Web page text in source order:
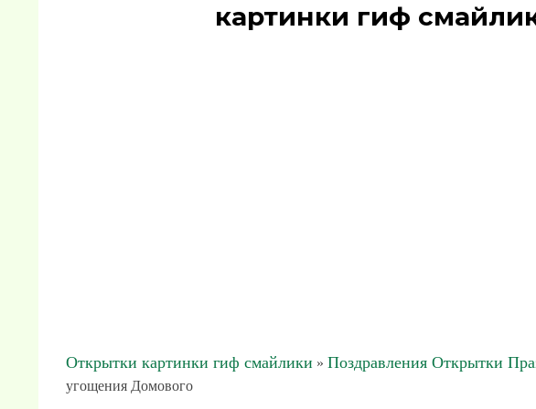
картинки гиф
Открытки картинки гиф смайлики » Поздравления Открытки
угощения Домового